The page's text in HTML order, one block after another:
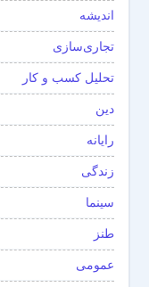
اندیشه
تجاری‌سازی
تحلیل کسب و کار
دین
رایانه
زندگی
سینما
طنز
عمومی